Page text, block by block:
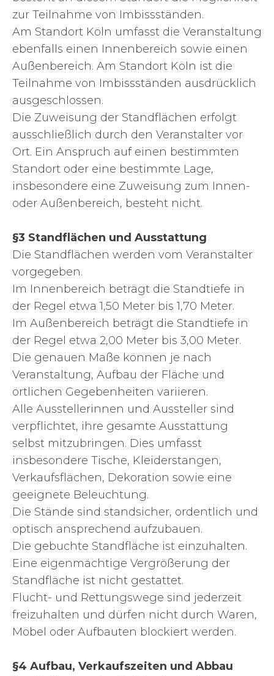
zur Teilnahme von Imbissständen.
Am Standort Köln umfasst die Veranstaltung
ebenfalls einen Innenbereich sowie einen
Außenbereich. Am Standort Köln ist die
Teilnahme von Imbissständen ausdrücklich
ausgeschlossen.
Die Zuweisung der Standflächen erfolgt
ausschließlich durch den Veranstalter vor
Ort. Ein Anspruch auf einen bestimmten
Standort oder eine bestimmte Lage,
insbesondere eine Zuweisung zum Innen-
oder Außenbereich, besteht nicht.
§3 Standflächen und Ausstattung
Die Standflächen werden vom Veranstalter
vorgegeben.
Im Innenbereich beträgt die Standtiefe in
der Regel etwa 1,50 Meter bis 1,70 Meter.
Im Außenbereich beträgt die Standtiefe in
der Regel etwa 2,00 Meter bis 3,00 Meter.
Die genauen Maße können je nach
Veranstaltung, Aufbau der Fläche und
örtlichen Gegebenheiten variieren.
Alle Ausstellerinnen und Aussteller sind
verpflichtet, ihre gesamte Ausstattung
selbst mitzubringen. Dies umfasst
insbesondere Tische, Kleiderstangen,
Verkaufsflächen, Dekoration sowie eine
geeignete Beleuchtung.
Die Stände sind standsicher, ordentlich und
optisch ansprechend aufzubauen.
Die gebuchte Standfläche ist einzuhalten.
Eine eigenmächtige Vergrößerung der
Standfläche ist nicht gestattet.
Flucht- und Rettungswege sind jederzeit
freizuhalten und dürfen nicht durch Waren,
Möbel oder Aufbauten blockiert werden.
§4 Aufbau, Verkaufszeiten und Abbau